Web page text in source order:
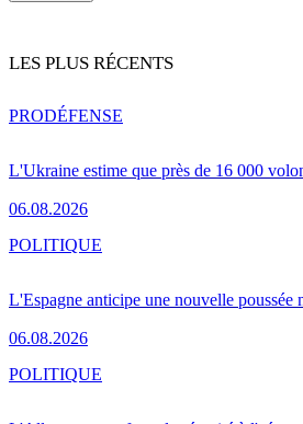
LES PLUS RÉCENTS
L'Ukraine estime que près de 16 000
06.08.2026
PRODÉFENSE
L'Espagne anticipe une nouvelle poussée
06.08.2026
POLITIQUE
POLITIQUE